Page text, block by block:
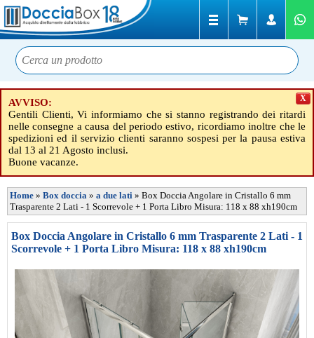
AVVISO:
Gentili Clienti, Vi informiamo che si stanno registrando dei ritardi
nelle consegne a causa del periodo estivo, ricordiamo inoltre che le
spedizioni ed il servizio clienti saranno sospesi per la pausa estiva
dal 13 al 21 Agosto inclusi.
Buone vacanze.
X
Home » Box doccia » a due lati » Box Doccia Angolare in Cristallo 6 mm
Trasparente 2 Lati - 1 Scorrevole + 1 Porta Libro Misura: 118 x 88 xh190cm
Box Doccia Angolare in Cristallo 6 mm Trasparente 2 Lati - 1
Scorrevole + 1 Porta Libro Misura: 118 x 88 xh190cm